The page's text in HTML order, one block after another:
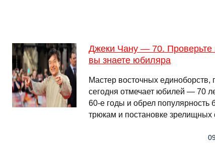
Джеки Чану — 70. Проверьте
вы знаете юбиляра
Мастер восточных единоборств,
сегодня отмечает юбилей — 70
60-е годы и обрел популярность
трюкам и постановке